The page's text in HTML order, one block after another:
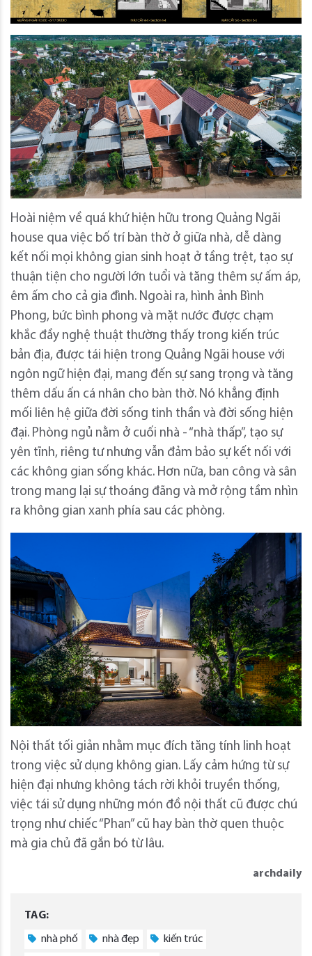
Hoài niệm về quá khứ hiện hữu trong Quảng Ngãi
house qua việc bố trí bàn thờ ở giữa nhà, dễ dàng
kết nối mọi không gian sinh hoạt ở tầng trệt, tạo sự
thuận tiện cho người lớn tuổi và tăng thêm sự ấm áp,
êm ấm cho cả gia đình. Ngoài ra, hình ảnh Bình
Phong, bức bình phong và mặt nước được chạm
khắc đầy nghệ thuật thường thấy trong kiến ​​trúc
bản địa, được tái hiện trong Quảng Ngãi house với
ngôn ngữ hiện đại, mang đến sự sang trọng và tăng
thêm dấu ấn cá nhân cho bàn thờ. Nó khẳng định
mối liên hệ giữa đời sống tinh thần và đời sống hiện
đại. Phòng ngủ nằm ở cuối nhà - “nhà thấp”, tạo sự
yên tĩnh, riêng tư nhưng vẫn đảm bảo sự kết nối với
các không gian sống khác. Hơn nữa, ban công và sân
trong mang lại sự thoáng đãng và mở rộng tầm nhìn
ra không gian xanh phía sau các phòng.
Nội thất tối giản nhằm mục đích tăng tính linh hoạt
trong việc sử dụng không gian. Lấy cảm hứng từ sự
hiện đại nhưng không tách rời khỏi truyền thống,
việc tái sử dụng những món đồ nội thất cũ được chú
trọng như chiếc “Phan” cũ hay bàn thờ quen thuộc
mà gia chủ đã gắn bó từ lâu.
archdaily
TAG:
nhà phố nhà đẹp kiến trúc